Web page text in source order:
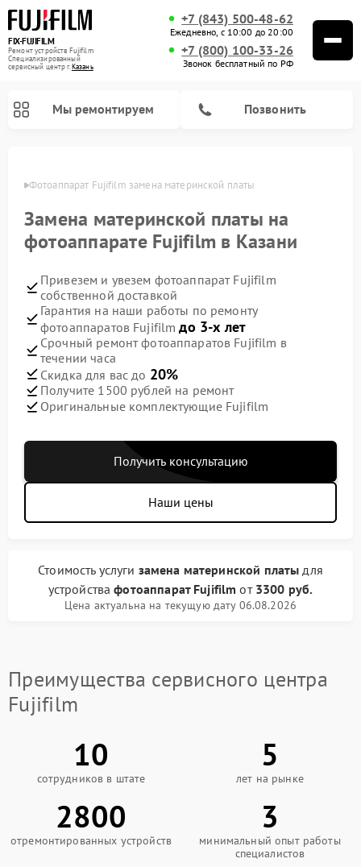
FIX-FUJIFILM
Ремонт устройств Fujifilm
Специализированный
cервисный центр г.Казань
+7 (843) 500-48-62
Ежедневно, с 10:00 до 20:00
+7 (800) 100-33-26
Звонок бесплатный по РФ
Мы ремонтируем Позвонить
Фотоаппарат Fujifilm замена материнской платы
Замена материнской платы на
фотоаппарате Fujifilm в Казани
Привезем и увезем фотоаппарат Fujifilm
собственной доставкой
Гарантия на наши работы по ремонту
фотоаппаратов Fujifilmдо 3-х лет
Срочный ремонт фотоаппаратов Fujifilm в
течении часа
Скидка для вас до 20%
Получите 1500 рублей на ремонт
Оригинальные комплектующие Fujifilm
Получить консультацию
Наши цены
Стоимость услуги замена материнской платы для
устройствафотоаппарат Fujifilm от 3300 руб.
Цена актуальна на текущую дату 06.08.2026
Преимущества сервисного центра
Fujifilm
10
сотрудников в штате
5
лет на рынке
2800
отремонтированных устройств
3
минимальный опыт работы
специалистов